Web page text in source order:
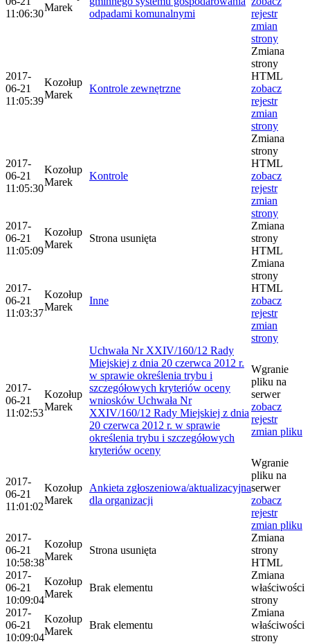
11:06:30
Marek
odpadami komunalnymi
rejestr
zmian
strony
2017-
06-21
11:05:39
Kozołup
Marek
Kontrole zewnętrzne
Zmiana
strony
HTML
zobacz
rejestr
zmian
strony
2017-
06-21
11:05:30
Kozołup
Marek
Kontrole
Zmiana
strony
HTML
zobacz
rejestr
zmian
strony
2017-
06-21
11:05:09
Kozołup
Marek
Strona usunięta
Zmiana
strony
HTML
2017-
06-21
11:03:37
Kozołup
Marek
Inne
Zmiana
strony
HTML
zobacz
rejestr
zmian
strony
2017-
06-21
11:02:53
Kozołup
Marek
Uchwała Nr XXIV/160/12 Rady
Miejskiej z dnia 20 czerwca 2012 r.
w sprawie określenia trybu i
szczegółowych kryteriów oceny
wniosków Uchwała Nr
XXIV/160/12 Rady Miejskiej z dnia
20 czerwca 2012 r. w sprawie
określenia trybu i szczegółowych
kryteriów oceny
Wgranie
pliku na
serwer
zobacz
rejestr
zmian pliku
2017-
06-21
11:01:02
Kozołup
Marek
Ankieta zgłoszeniowa/aktualizacyjna
dla organizacji
Wgranie
pliku na
serwer
zobacz
rejestr
zmian pliku
2017-
06-21
10:58:38
Kozołup
Marek
Strona usunięta
Zmiana
strony
HTML
2017-
06-21
10:09:04
Kozołup
Marek
Brak elementu
Zmiana
właściwości
strony
2017-
06-21
10:09:04
Kozołup
Marek
Brak elementu
Zmiana
właściwości
strony